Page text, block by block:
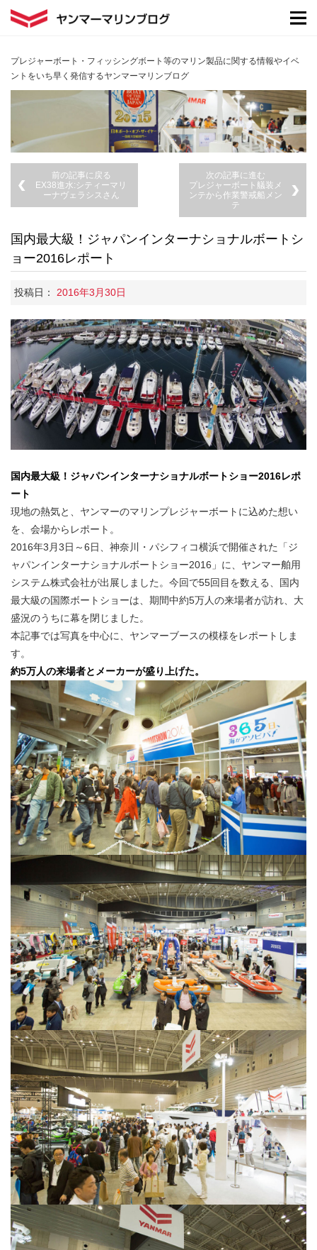
プレジャーボート・フィッシングボート等のマリン製品に関する情報やイベ
ントをいち早く発信するヤンマーマリンブログ
前の記事に戻る
EX38進水:シティーマリ
ーナヴェラシスさん
次の記事に進む
プレジャーボート艤装メ
ンテから作業警戒船メン
テ
国内最大級！ジャパンインターナショナルボートシ
ョー2016レポート
投稿日： 2016年3月30日
国内最大級！ジャパンインターナショナルボートショー2016レポ
ート
現地の熱気と、ヤンマーのマリンプレジャーボートに込めた想い
を、会場からレポート。
2016年3月3日～6日、神奈川・パシフィコ横浜で開催された「ジ
ャパンインターナショナルボートショー2016」に、ヤンマー舶用
システム株式会社が出展しました。今回で55回目を数える、国内
最大級の国際ボートショーは、期間中約5万人の来場者が訪れ、大
盛況のうちに幕を閉じました。
本記事では写真を中心に、ヤンマーブースの模様をレポートしま
す。
約5万人の来場者とメーカーが盛り上げた。